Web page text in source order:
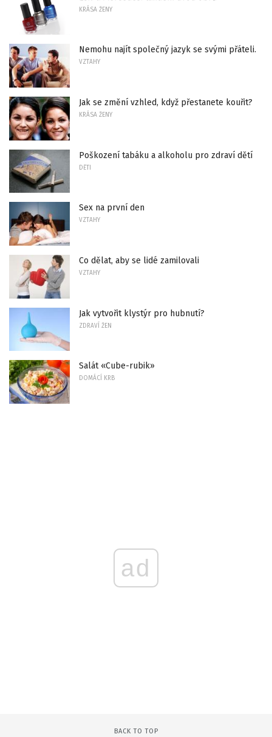
KRÁSA ŽENY
Nemohu najít společný jazyk se svými přáteli.
VZTAHY
Jak se změní vzhled, když přestanete kouřit?
KRÁSA ŽENY
Poškození tabáku a alkoholu pro zdraví dětí
DĚTI
Sex na první den
VZTAHY
Co dělat, aby se lidé zamilovali
VZTAHY
Jak vytvořit klystýr pro hubnutí?
ZDRAVÍ ŽEN
Salát «Cube-rubik»
DOMÁCÍ KRB
ad
BACK TO TOP